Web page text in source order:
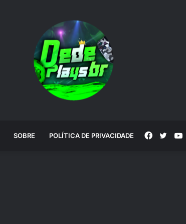
SOBRE POLÍTICA DE PRIVACIDADE Facebook